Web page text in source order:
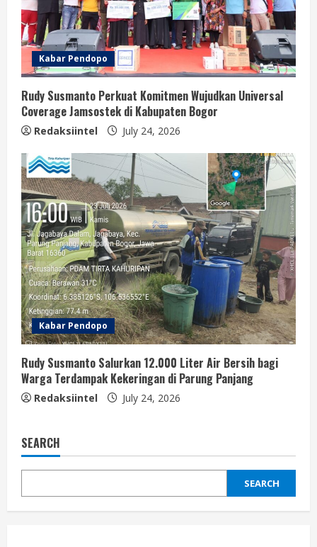
Kabar Pendopo
Rudy Susmanto Perkuat Komitmen Wujudkan Universal
Coverage Jamsostek di Kabupaten Bogor
Redaksiintel July 24, 2026
Kabar Pendopo
Rudy Susmanto Salurkan 12.000 Liter Air Bersih bagi
Warga Terdampak Kekeringan di Parung Panjang
Redaksiintel July 24, 2026
SEARCH
SEARCH